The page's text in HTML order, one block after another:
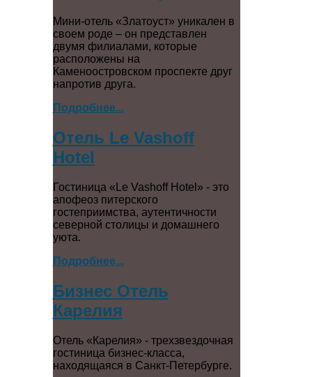
Мини-отель «Златоуст» уникален в
своем роде – он представлен
двумя филиалами, которые
расположены на
Каменоостровском проспекте друг
напротив друга.
Подробнее...
Отель Le Vashoff
Hotel
Гостиница «Le Vashoff Hotel» - это
апофеоз питерского
гостеприимства, аутентичности
северной столицы и домашнего
уюта.
Подробнее...
Бизнес Отель
Карелия
Отель «Карелия» - трехзвездочная
гостиница бизнес-класса,
находящаяся в Санкт-Петербурге.